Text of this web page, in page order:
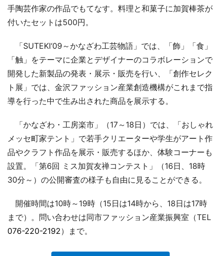
手陶芸作家の作品でもてなす。料理と和菓子に加賀棒茶が
付いたセットは500円。
「SUTEKI‘09～かなざわ工芸物語」では、「飾」「食」
「触」をテーマに企業とデザイナーのコラボレーションで
開発した新製品の発表・展示・販売を行い、「創作セレク
ト展」では、金沢ファッション産業創造機構がこれまで指
導を行った中で生み出された商品を展示する。
「かなざわ・工房楽市」（17～18日）では、「おしゃれ
メッセ町家テント」で若手クリエーターや学生がアート作
品やクラフト作品を展示・販売するほか、体験コーナーも
設置。「第6回 ミス加賀友禅コンテスト」（16日、18時
30分～）の公開審査の様子も自由に見ることができる。
開催時間は10時～19時（15日は14時から、18日は17時
まで）。問い合わせは同市ファッション産業振興室（TEL
076-220-2192）まで。